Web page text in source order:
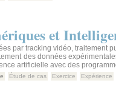
et
par tracking vidéo, traitement
des données
artificielle avec des
Étude de cas Exercice Expérience